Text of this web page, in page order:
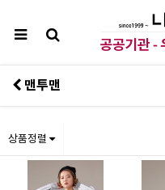
맨투맨
상품정렬